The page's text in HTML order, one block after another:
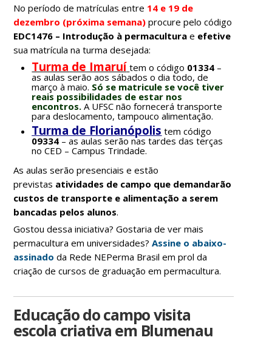
No período de matrículas entre 14 e 19 de
dezembro (próxima semana) procure pelo código
EDC1476 – Introdução à permacultura e efetive
sua matrícula na turma desejada:
Turma de Imaruí tem o código 01334 –
as aulas serão aos sábados o dia todo, de
março à maio. Só se matricule se você tiver
reais possibilidades de estar nos
encontros. A UFSC não fornecerá transporte
para deslocamento, tampouco alimentação.
Turma de Florianópolis tem código
09334 – as aulas serão nas tardes das terças
no CED – Campus Trindade.
As aulas serão presenciais e estão
previstas atividades de campo que demandarão
custos de transporte e alimentação a serem
bancadas pelos alunos.
Gostou dessa iniciativa? Gostaria de ver mais
permacultura em universidades?Assine o abaixo-
assinado da Rede NEPerma Brasil em prol da
criação de cursos de graduação em permacultura.
Educação do campo visita
escola criativa em Blumenau